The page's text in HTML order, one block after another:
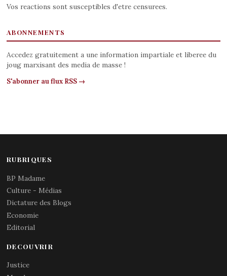
Vos reactions sont susceptibles d'etre censurees.
ABONNEMENTS
Accedez gratuitement a une information impartiale et liberee du
joug marxisant des media de masse !
S'abonner au flux RSS →
RUBRIQUES
BP Madame
Culture - Médias
Dictature des Blogs
Economie
Editorial
DECOUVRIR
Justice